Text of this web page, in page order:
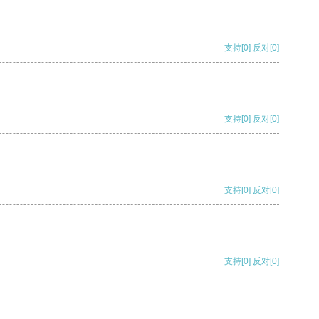
支持[0] 反对[0]
支持[0] 反对[0]
支持[0] 反对[0]
支持[0] 反对[0]